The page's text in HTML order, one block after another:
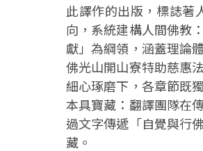
此譯作的出版，標誌著
向，系統建構人間佛教
獻」為綱領，涵蓋理論
佛光山開山寮特助慈惠
細心琢磨下，各章節既
本具寶藏：翻譯團隊在
過文字傳遞「自覺與行
藏。